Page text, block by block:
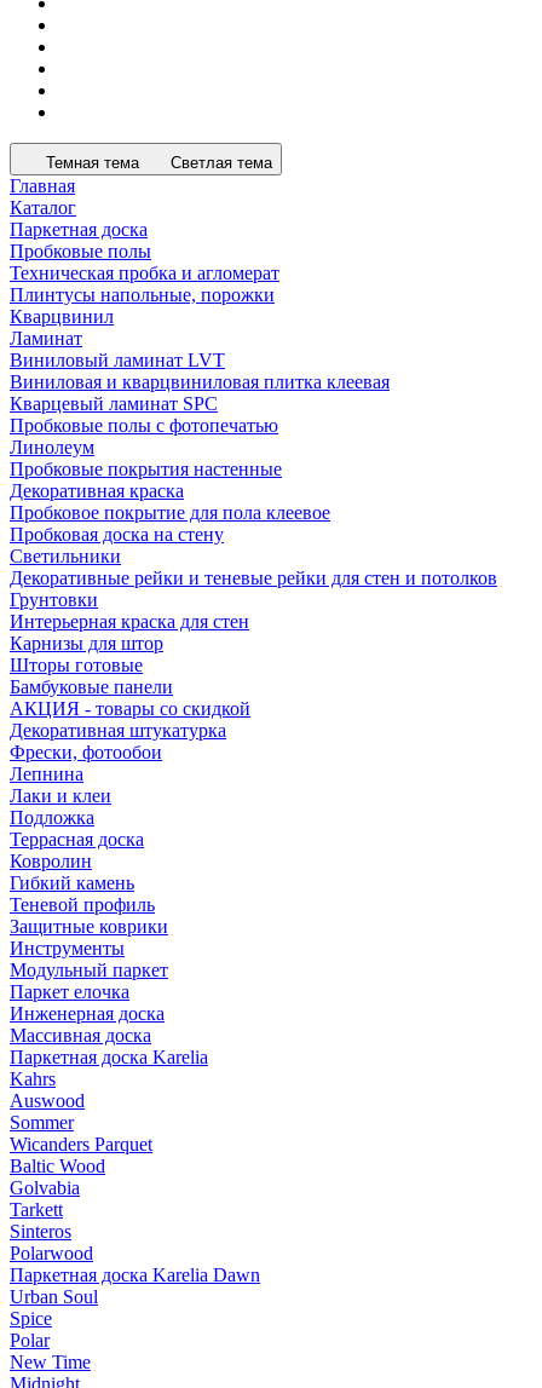
Темная тема Светлая тема
Главная
Каталог
Паркетная доска
Пробковые полы
Техническая пробка и агломерат
Плинтусы напольные, порожки
Кварцвинил
Ламинат
Виниловый ламинат LVT
Виниловая и кварцвиниловая плитка клеевая
Кварцевый ламинат SPC
Пробковые полы с фотопечатью
Линолеум
Пробковые покрытия настенные
Декоративная краска
Пробковое покрытие для пола клеевое
Пробковая доска на стену
Светильники
Декоративные рейки и теневые рейки для стен и потолков
Грунтовки
Интерьерная краска для стен
Карнизы для штор
Шторы готовые
Бамбуковые панели
АКЦИЯ - товары со скидкой
Декоративная штукатурка
Фрески, фотообои
Лепнина
Лаки и клеи
Подложка
Террасная доска
Ковролин
Гибкий камень
Теневой профиль
Защитные коврики
Инструменты
Модульный паркет
Паркет елочка
Инженерная доска
Массивная доска
Паркетная доска Karelia
Kahrs
Auswood
Sommer
Wicanders Parquet
Baltic Wood
Golvabia
Tarkett
Sinteros
Polarwood
Паркетная доска Karelia Dawn
Urban Soul
Spice
Polar
New Time
Midnight